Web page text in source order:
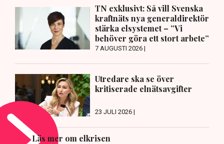
TN exklusivt: Så vill Svenska
kraftnäts nya generaldirektör
stärka elsystemet – ”Vi
behöver göra ett stort arbete”
7 AUGUSTI 2026 |
Utredare ska se över
kritiserade elnätsavgifter
23 JULI 2026 |
Läs mer om elkrisen